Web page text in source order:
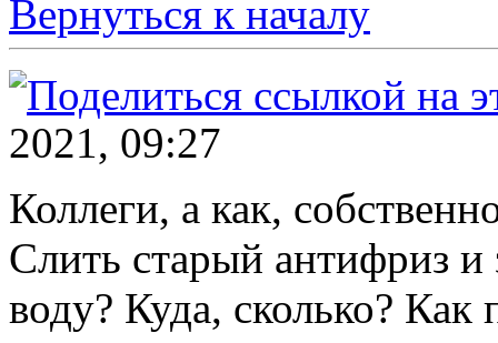
Вернуться к началу
2021, 09:27
Коллеги, а как,
Слить старый антифриз
воду? Куда, сколько?